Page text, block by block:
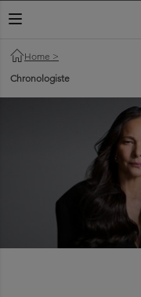
ΕΝΑΛΛΑΓΉ ΠΕΡΙΉΓΗΣΗΣ
Home >
Chronologiste